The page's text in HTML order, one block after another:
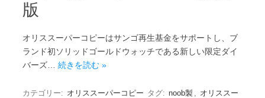
版
オリススーパーコピーはサンゴ再生基金をサポートし、ブ
ランド初ソリッドゴールドウォッチである新しい限定ダイ
バーズ… 続きを読む »
カテゴリー: オリススーパーコピー タグ: noob製 , オリススー